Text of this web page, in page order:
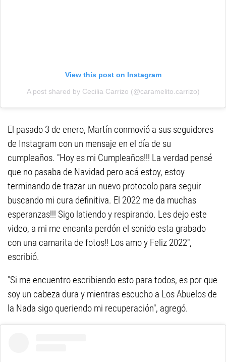
View this post on Instagram
A post shared by Cecilia Carrizo (@caramelito.carrizo)
El pasado 3 de enero, Martín conmovió a sus seguidores
de Instagram con un mensaje en el día de su
cumpleaños. "Hoy es mi Cumpleaños!!! La verdad pensé
que no pasaba de Navidad pero acá estoy, estoy
terminando de trazar un nuevo protocolo para seguir
buscando mi cura definitiva. El 2022 me da muchas
esperanzas!!! Sigo latiendo y respirando. Les dejo este
video, a mi me encanta perdón el sonido esta grabado
con una camarita de fotos!! Los amo y Feliz 2022",
escribió.
"Si me encuentro escribiendo esto para todos, es por que
soy un cabeza dura y mientras escucho a Los Abuelos de
la Nada sigo queriendo mi recuperación", agregó.